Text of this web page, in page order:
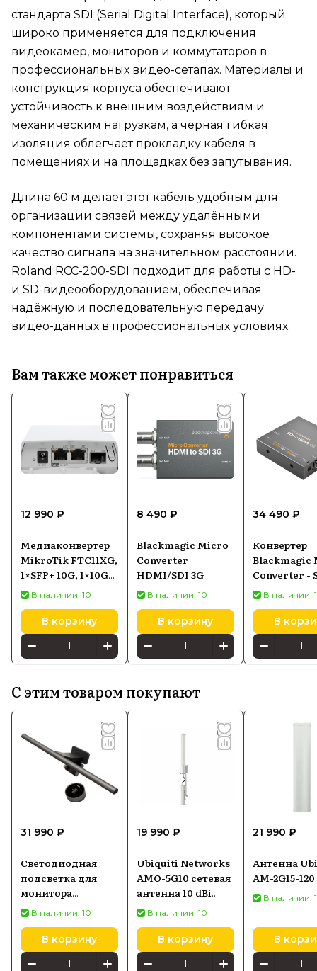
стандарта SDI (Serial Digital Interface), который
широко применяется для подключения
видеокамер, мониторов и коммутаторов в
профессиональных видео-сетапах. Материалы и
конструкция корпуса обеспечивают
устойчивость к внешним воздействиям и
механическим нагрузкам, а чёрная гибкая
изоляция облегчает прокладку кабеля в
помещениях и на площадках без запутывания.
Длина 60 м делает этот кабель удобным для
организации связей между удалёнными
компонентами системы, сохраняя высокое
качество сигнала на значительном расстоянии.
Roland RCC-200-SDI подходит для работы с HD-
и SD-видеооборудованием, обеспечивая
надёжную и последовательную передачу
видео-данных в профессиональных условиях.
Вам также может понравиться
12 990 ₽
Медиаконвертер
MikroTik FTC11XG,
1×SFP+ 10G, 1×10G
Ethernet
В наличии: 10
В корзину
8 490 ₽
Blackmagic Micro
Converter
HDMI/SDI 3G
В наличии: 10
В корзину
34 490 ₽
Конвертер
Blackmagic
Converter -
HDMI 6G
В наличии:
В
С этим товаром покупают
31 990 ₽
Светодиодная
подсветка для
монитора
SCREENBAR HALO
2
В наличии: 10
В корзину
19 990 ₽
Ubiquiti Networks
AMO-5G10 сетевая
антенна 10 dBi
Секторная
антенна
В наличии: 10
В корзину
21 990 ₽
Антенна
AM-2G15-120
В наличии:
В